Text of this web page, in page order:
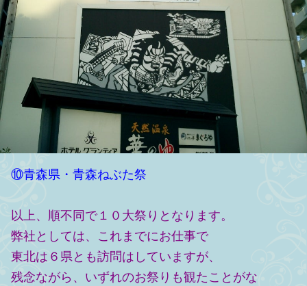
⑩青森県・青森ねぶた祭
以上、順不同で１０大祭りとなります。
弊社としては、これまでにお仕事で
東北は６県とも訪問はしていますが、
残念ながら、いずれのお祭りも観たことがな